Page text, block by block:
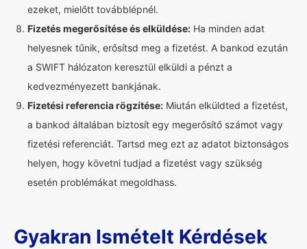
ezeket, mielőtt továbblépnél.
Fizetés megerősítése és elküldése: Ha minden adat
helyesnek tűnik, erősítsd meg a fizetést. A bankod ezután
a SWIFT hálózaton keresztül elküldi a pénzt a
kedvezményezett bankjának.
Fizetési referencia rögzítése: Miután elküldted a fizetést,
a bankod általában biztosít egy megerősítő számot vagy
fizetési referenciát. Tartsd meg ezt az adatot biztonságos
helyen, hogy követni tudjad a fizetést vagy szükség
esetén problémákat megoldhass.
Gyakran Ismételt Kérdések